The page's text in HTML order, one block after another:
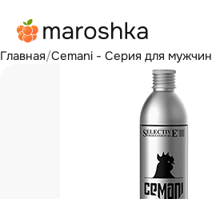
Главная/Cemani - Серия для мужчин